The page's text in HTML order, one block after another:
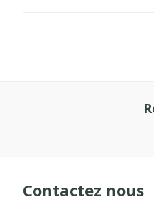
Contactez nous